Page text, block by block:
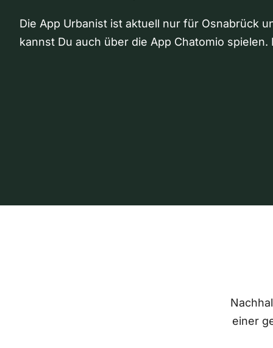
Die App Urbanist ist aktuell nur für Osnabrück
kannst Du auch über die App Chatomio
einer